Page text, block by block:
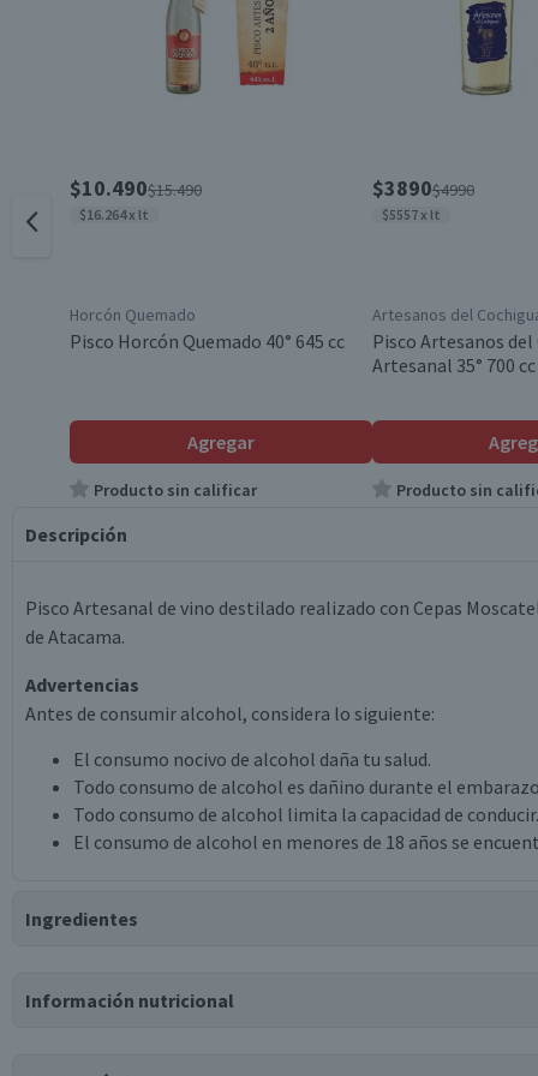
$10.490$15.490
$16.264 x lt
Horcón Quemado
Pisco Horcón Quemado 40° 645 cc
Agregar
Producto sin calificar
$3890$4990
$5557 x lt
Artesanos del
Pisco Artesanos del
Artesanal 35° 700 cc
Producto sin
Descripción
Pisco Artesanal de vino destilado realizado con Cepas
de Atacama.
Advertencias
Antes de consumir alcohol, considera lo siguiente:
El consumo nocivo de alcohol daña tu salud.
Todo consumo de alcohol es dañino durante el
Todo consumo de alcohol limita la capacidad de conducir.
El consumo de alcohol en menores de 18 años se
Ingredientes
Información nutricional
Tabla nutricional